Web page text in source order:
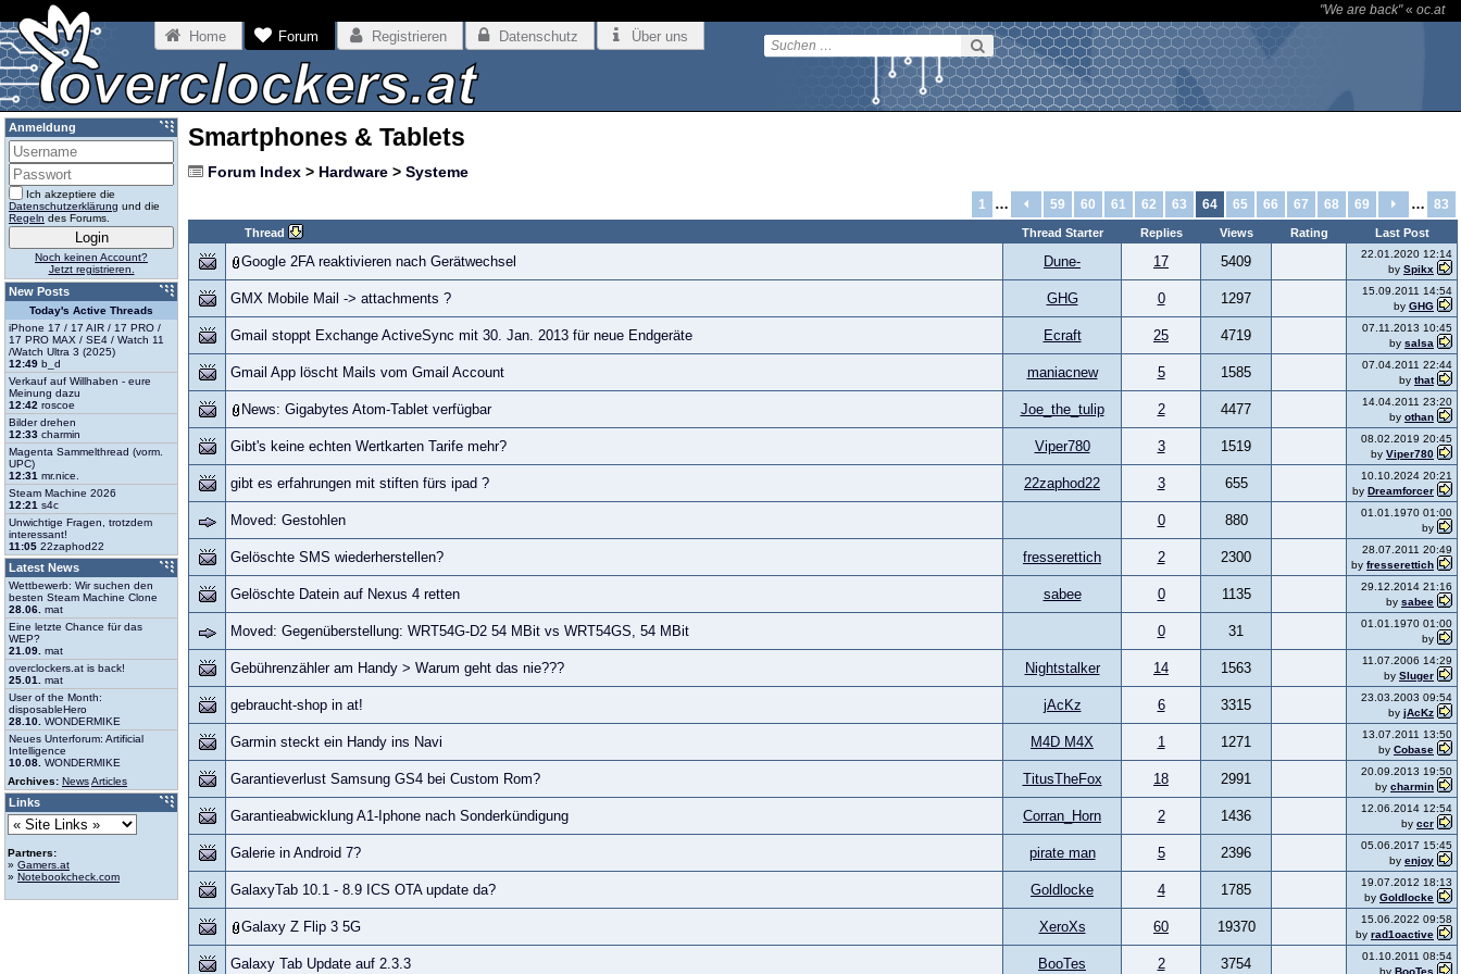
"We are back"« oc.at
Home Forum Registrieren Datenschutz Über uns
Smartphones & Tablets
Forum Index > Hardware > Systeme
1 … 59 60 61 62 63 64 65 66 67 68 69 … 83
Thread Thread Starter Replies Views Rating Last Post
Google 2FA reaktivieren nach Gerätwechsel Dune- 17 5409
22.01.2020 12:14
by Spikx
GMX Mobile Mail -> attachments ? GHG 0 1297
15.09.2011 14:54
by GHG
Gmail stoppt Exchange ActiveSync mit 30. Jan. 2013 für neue Endgeräte Ecraft 25 4719
07.11.2013 10:45
by salsa
Gmail App löscht Mails vom Gmail Account maniacnew 5 1585
07.04.2011 22:44
by that
News: Gigabytes Atom-Tablet verfügbar Joe_the_tulip 2 4477
14.04.2011 23:20
by othan
Gibt's keine echten Wertkarten Tarife mehr? Viper780 3 1519
08.02.2019 20:45
by Viper780
gibt es erfahrungen mit stiften fürs ipad ? 22zaphod22 3 655
10.10.2024 20:21
by Dreamforcer
Moved: Gestohlen 0 880
01.01.1970 01:00
by
Gelöschte SMS wiederherstellen? fresserettich 2 2300
28.07.2011 20:49
by fresserettich
Gelöschte Datein auf Nexus 4 retten sabee 0 1135
29.12.2014 21:16
by sabee
Moved: Gegenüberstellung: WRT54G-D2 54 MBit vs WRT54GS, 54 MBit 0 31
01.01.1970 01:00
by
Gebührenzähler am Handy > Warum geht das nie??? Nightstalker 14 1563
11.07.2006 14:29
by Sluger
gebraucht-shop in at! jAcKz 6 3315
23.03.2003 09:54
by jAcKz
Garmin steckt ein Handy ins Navi M4D M4X 1 1271
13.07.2011 13:50
by Cobase
Garantieverlust Samsung GS4 bei Custom Rom? TitusTheFox 18 2991
20.09.2013 19:50
by charmin
Garantieabwicklung A1-Iphone nach Sonderkündigung Corran_Horn 2 1436
12.06.2014 12:54
by ccr
Galerie in Android 7? pirate man 5 2396
05.06.2017 15:45
by enjoy
GalaxyTab 10.1 - 8.9 ICS OTA update da? Goldlocke 4 1785
19.07.2012 18:13
by Goldlocke
Galaxy Z Flip 3 5G XeroXs 60 19370
15.06.2022 09:58
by rad1oactive
Galaxy Tab Update auf 2.3.3 BooTes 2 3754
01.10.2011 08:54
by BooTes
Anmeldung
Ich akzeptiere die
Datenschutzerklärung und die
Regeln des Forums.
Noch keinen Account?
Jetzt registrieren.
New Posts
Today's Active Threads
iPhone 17 / 17 AIR / 17 PRO /
17 PRO MAX / SE4 / Watch 11
/Watch Ultra 3 (2025)
12:49 b_d
Verkauf auf Willhaben - eure
Meinung dazu
12:42 roscoe
Bilder drehen
12:33 charmin
Magenta Sammelthread (vorm.
UPC)
12:31 mr.nice.
Steam Machine 2026
12:21 s4c
Unwichtige Fragen, trotzdem
interessant!
11:05 22zaphod22
Latest News
Wettbewerb: Wir suchen den
besten Steam Machine Clone
28.06. mat
Eine letzte Chance für das
WEP?
21.09. mat
overclockers.at is back!
25.01.
mat
User of the Month:
disposableHero
28.10. WONDERMIKE
Neues Unterforum: Artificial
Intelligence
10.08. WONDERMIKE
Archives: NewsArticles
Links
Partners:
» Gamers.at
» Notebookcheck.com